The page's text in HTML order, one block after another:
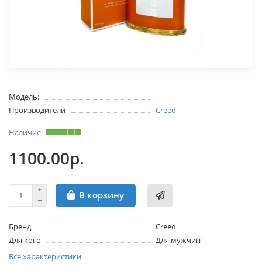
Модель:
Производители
Creed
1100.00р.
В корзину
Бренд
Creed
Для кого
Для мужчин
Все характеристики